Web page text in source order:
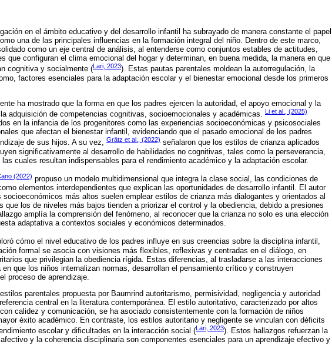
en el ámbito educativo y del desarrollo infantil ha subrayado de manera constante el papel
una de las principales influencias en la formación integral del niño. Dentro de este marco,
como un eje central de análisis, al entenderse como conjuntos estables de actitudes,
que configuran el clima emocional del hogar y determinan, en buena medida, la manera en que
cognitiva y socialmente (Lari, 2023). Estas pautas parentales moldean la autorregulación, la
factores esenciales para la adaptación escolar y el bienestar emocional desde los primeros
ha mostrado que la forma en que los padres ejercen la autoridad, el apoyo emocional y la
adquisición de competencias cognitivas, socioemocionales y académicas. Li et al., (2025)
en la infancia de los progenitores como las experiencias socioeconómicas y psicosociales
que afectan el bienestar infantil, evidenciando que el pasado emocional de los padres
de sus hijos. A su vez, Grätz et al., (2022) señalaron que los estilos de crianza aplicados
significativamente al desarrollo de habilidades no cognitivas, tales como la perseverancia,
cuales resultan indispensables para el rendimiento académico y la adaptación escolar.
(2022) propuso un modelo multidimensional que integra la clase social, las condiciones de
elementos interdependientes que explican las oportunidades de desarrollo infantil. El autor
más altos suelen emplear estilos de crianza más dialogantes y orientados al
que los de niveles más bajos tienden a priorizar el control y la obediencia, debido a presiones
amplía la comprensión del fenómeno, al reconocer que la crianza no solo es una elección
adaptativa a contextos sociales y económicos determinados.
cómo el nivel educativo de los padres influye en sus creencias sobre la disciplina infantil,
formal se asocia con visiones más flexibles, reflexivas y centradas en el diálogo, en
que privilegian la obediencia rígida. Estas diferencias, al trasladarse a las interacciones
que los niños internalizan normas, desarrollan el pensamiento crítico y construyen
proceso de aprendizaje.
parentales propuesta por Baumrind autoritarismo, permisividad, negligencia y autoridad
central en la literatura contemporánea. El estilo autoritativo, caracterizado por altos
calidez y comunicación, se ha asociado consistentemente con la formación de niños
éxito académico. En contraste, los estilos autoritario y negligente se vinculan con déficits
escolar y dificultades en la interacción social (Lari, 2023). Estos hallazgos refuerzan la
y la coherencia disciplinaria son componentes esenciales para un aprendizaje efectivo y